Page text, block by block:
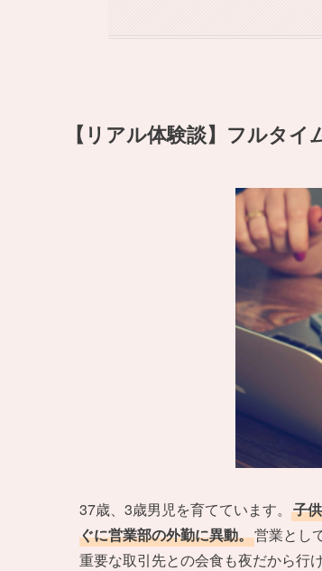
【リアル体験談】フルタ
37歳、3歳男児を育てています。 子
ぐに営業部の外勤に異動。営業とし
重要な取引先との会食も夜だから行